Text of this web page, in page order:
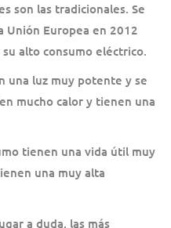
son las tradicionales. Se
Unión Europea en 2012
alto consumo eléctrico.
una luz muy potente y se
mucho calor y tienen una
tienen una vida útil muy
una muy alta
a duda, las más